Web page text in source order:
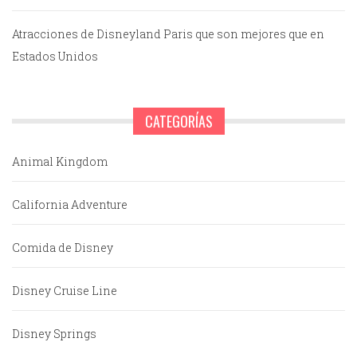
Atracciones de Disneyland Paris que son mejores que en
Estados Unidos
CATEGORÍAS
Animal Kingdom
California Adventure
Comida de Disney
Disney Cruise Line
Disney Springs